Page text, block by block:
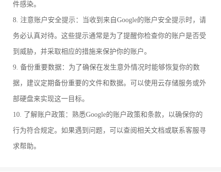
件感染。
8. 注意账户安全提示：当收到来自Google的账户安全提示时，请
务必认真对待。这些提示通常是为了提醒你检查你的账户是否受
到威胁，并采取相应的措施来保护你的账户。
9. 备份重要数据：为了确保在发生意外情况时能够恢复你的数
据，建议定期备份重要的文件和数据。可以使用云存储服务或外
部硬盘来实现这一目标。
10. 了解账户政策：熟悉Google的账户政策和条款，以确保你的
行为符合规定。如果遇到问题，可以查阅相关文档或联系客服寻
求帮助。